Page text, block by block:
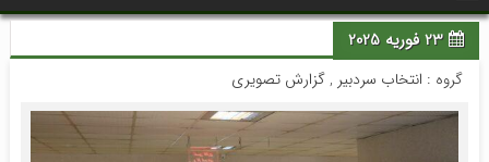
23 فوریه 2025
گروه : انتخاب سردبیر ,گزارش تصویری